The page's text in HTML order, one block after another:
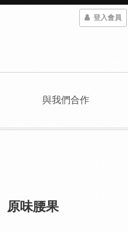
登入會員
與我們合作
原味腰果